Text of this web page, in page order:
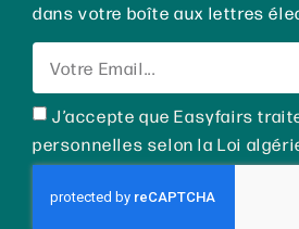
dans votre boîte aux lettres
J’accepte que Easyfairs
personnelles selon la Loi